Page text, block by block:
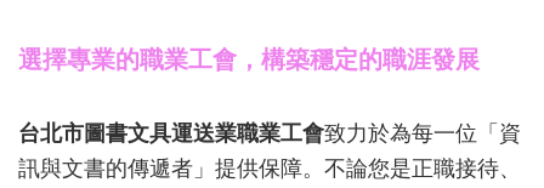
選擇專業的職業工會，構築穩定的職涯發展
台北市圖書文具運送業職業工會致力於為每一位「資
訊與文書的傳遞者」提供保障。不論您是正職接待、